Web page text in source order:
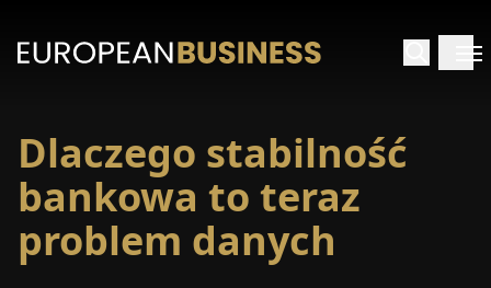
Dlaczego stabilność
bankowa to teraz
problem danych